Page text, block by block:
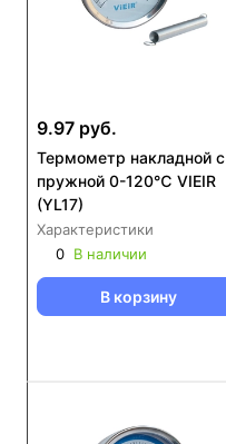
9.97 руб.
Термометр накладной с
пружной 0-120℃ VIEIR
(YL17)
Характеристики
0 В наличии
В корзину